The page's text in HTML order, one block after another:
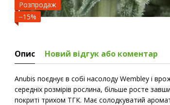
Розпродаж
−15%
Опис Новий відгук або коментар
Anubis поєднує в собі насолоду Wembley і
середніх розмірів рослина, більше росте
покриті трихом ТГК. Має солодкуватий